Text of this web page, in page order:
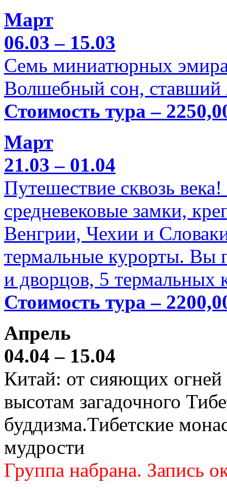
Март
06.03 – 15.03
Семь миниатюрных
Волшебный сон, ставший
Стоимость тура –
Март
21.03 – 01.04
Путешествие сквозь
средневековые замки,
Венгрии, Чехии и
термальные курорты. Вы
и дворцов, 5 термальных
Стоимость тура –
Апрель
04.04 – 15.04
Китай: от сияющих
высотам загадочного
буддизма.Тибетские
мудрости
Группа набрана. Запись